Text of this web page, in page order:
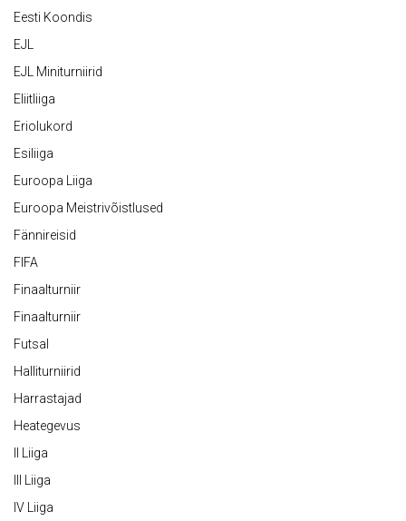
Eesti Koondis
EJL
EJL Miniturniirid
Eliitliiga
Eriolukord
Esiliiga
Euroopa Liiga
Euroopa Meistrivõistlused
Fännireisid
FIFA
Finaalturniir
Finaalturniir
Futsal
Halliturniirid
Harrastajad
Heategevus
II Liiga
III Liiga
IV Liiga